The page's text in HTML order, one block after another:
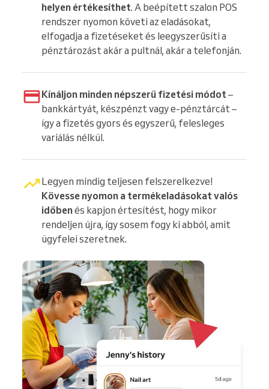
helyen értékesíthet. A beépített szalon POS
rendszer nyomon követi az eladásokat,
elfogadja a fizetéseket és leegyszerűsíti a
pénztározást akár a pultnál, akár a telefonján.
Kínáljon minden népszerű fizetési módot –
bankkártyát, készpénzt vagy e-pénztárcát –
így a fizetés gyors és egyszerű, felesleges
variálás nélkül.
Legyen mindig teljesen felszerelkezve!
Kövesse nyomon a termékeladásokat valós
időbenés kapjon értesítést, hogy mikor
rendeljen újra, így sosem fogy ki abból, amit
ügyfelei szeretnek.